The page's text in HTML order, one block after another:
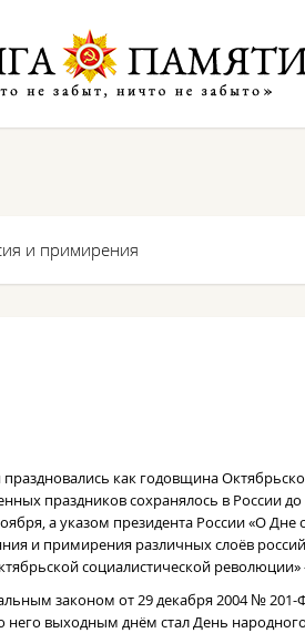
и примирения
как годовщина
праздников сохранялось в России
а указом президента России «О Дне
и примирения различных слоёв
социалистической
законом от 29 декабря 2004 №
выходным днём стал День